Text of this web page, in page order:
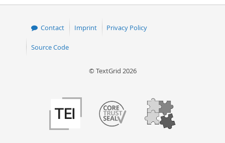
Contact Imprint Privacy Policy
Source Code
© TextGrid 2026